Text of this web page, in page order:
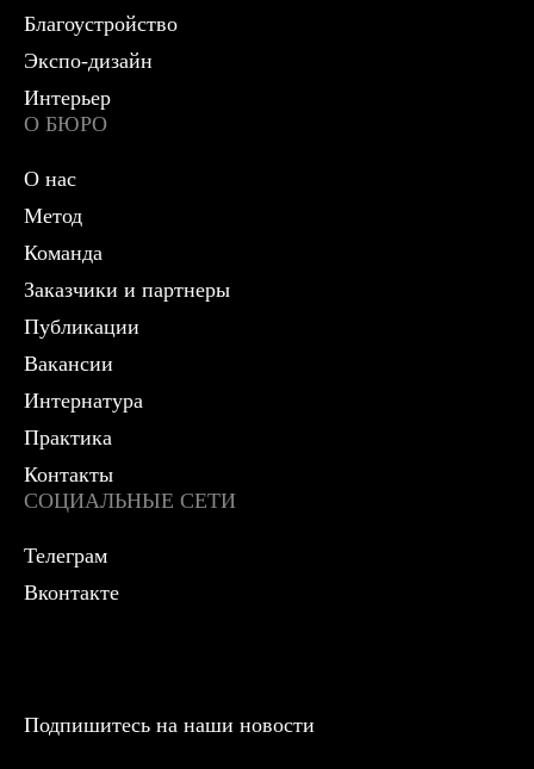
Благоустройство
Экспо-дизайн
Интерьер
О БЮРО
О нас
Метод
Команда
Заказчики и партнеры
Публикации
Вакансии
Интернатура
Практика
Контакты
СОЦИАЛЬНЫЕ СЕТИ
Телеграм
Вконтакте
Подпишитесь на наши новости